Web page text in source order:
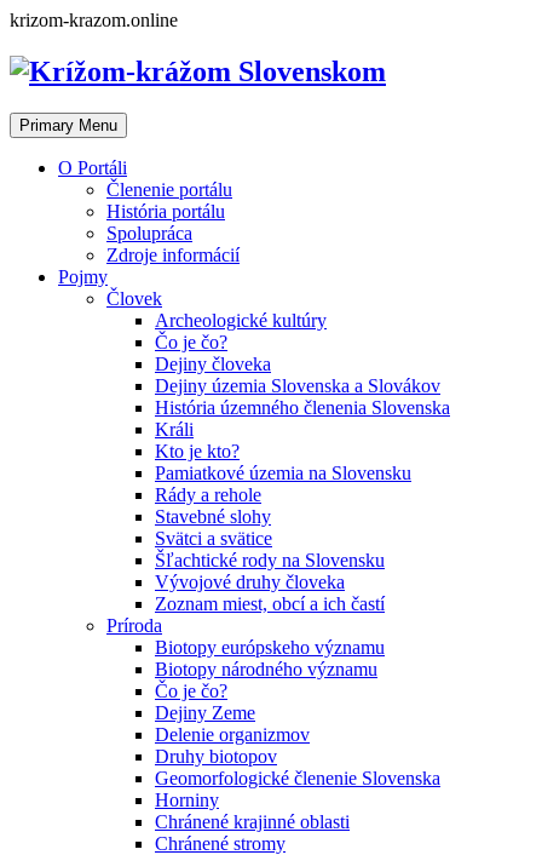
Skip
content
krizom-krazom.online
Primary Menu
O Portáli
Členenie portálu
História portálu
Spolupráca
Zdroje informácií
Pojmy
Človek
Archeologické kultúry
Čo je čo?
Dejiny človeka
Dejiny územia Slovenska a Slovákov
História územného členenia Slovenska
Králi
Kto je kto?
Pamiatkové územia na Slovensku
Rády a rehole
Stavebné slohy
Svätci a svätice
Šľachtické rody na Slovensku
Vývojové druhy človeka
Zoznam miest, obcí a ich častí
Príroda
Biotopy európskeho významu
Biotopy národného významu
Čo je čo?
Dejiny Zeme
Delenie organizmov
Druhy biotopov
Geomorfologické členenie Slovenska
Horniny
Chránené krajinné oblasti
Chránené stromy